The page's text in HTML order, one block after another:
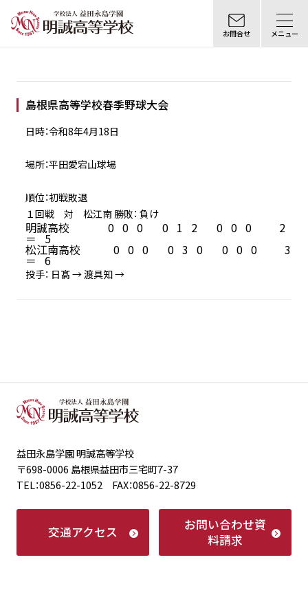
お問合せ メニュー
島根県高等学校春季野球大会
日時：令和8年4月18日
場所：平田愛宕山球場
順位：初戦敗退
１回戦 対 松江南 勝敗： 負け
明誠高校              0   0   0       0   1   2       0   0   0          2
＝   5
松江南高校            0   0   0       0   3   0       0   0   0          3
＝   6
投手： 日髙 → 渡具知 →
益田永島学園 明誠高等学校
〒698-0006 島根県益田市三宅町7-37
TEL：0856-22-1052 FAX：0856-22-8729
交通アクセス お問い合わせ資
料請求